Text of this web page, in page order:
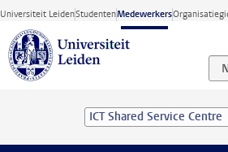
Ga direct naar de inhoud
Universiteit LeidenStudentenMedewerkers
ICT Shared Service Centre